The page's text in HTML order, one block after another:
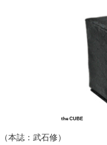
the CUBE
（本誌：武石修）